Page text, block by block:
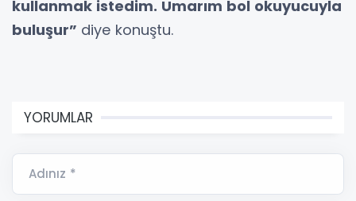
kullanmak istedim. Umarım bol okuyucuyla
buluşur” diye konuştu.
YORUMLAR
Adınız *